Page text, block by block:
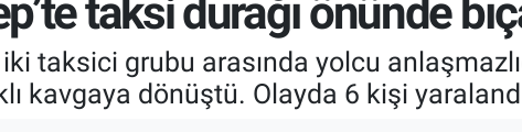
13.779
taksi durağı önünde
taksici grubu arasında yolcu
kavgaya dönüştü. Olayda 6 kişi
Fikstür